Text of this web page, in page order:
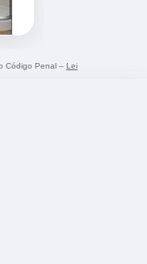
Código Penal – Lei